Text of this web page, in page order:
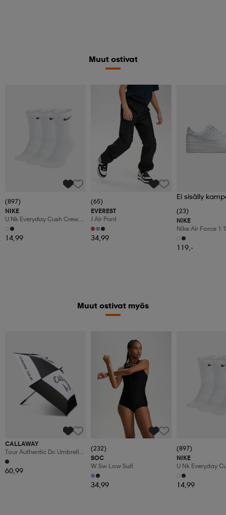
Muut ostivat
(897)
NIKE
U Nk Everyday Cush Crew
3pr
14,99
Kampanja -25%
(65)
EVEREST
J Alr Pant
34,99
Ei sisälly
(23)
NIKE
Nike Air Force 1
Shoes
119,-
Muut ostivat myös
CALLAWAY
Tour Authentic Dc Umbrella
68
60,99
(232)
SOC
W Sw Low Suit
34,99
(897)
NIKE
U Nk Everyday
3pr
14,99